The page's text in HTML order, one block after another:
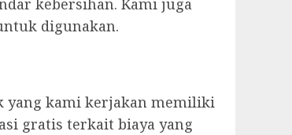
kebersihan. Kami juga
digunakan.
yang kami kerjakan memiliki
gratis terkait biaya yang